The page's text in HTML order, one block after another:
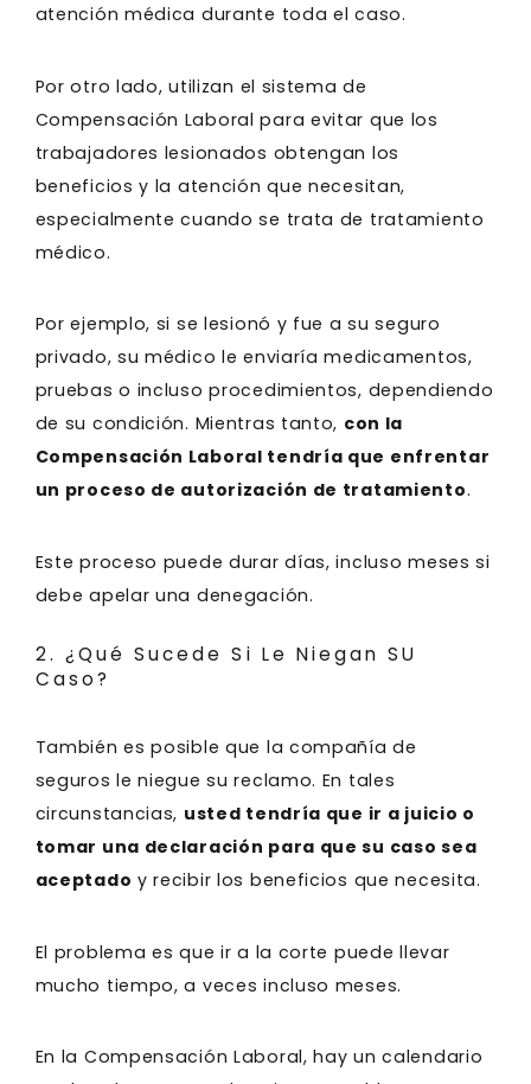
atención médica durante toda el caso.
Por otro lado, utilizan el sistema de
Compensación Laboral para evitar que los
trabajadores lesionados obtengan los
beneficios y la atención que necesitan,
especialmente cuando se trata de tratamiento
médico.
Por ejemplo, si se lesionó y fue a su seguro
privado, su médico le enviaría medicamentos,
pruebas o incluso procedimientos, dependiendo
de su condición. Mientras tanto, con la
Compensación Laboral tendría que enfrentar
un proceso de autorización de tratamiento.
Este proceso puede durar días, incluso meses si
debe apelar una denegación.
2. ¿Qué Sucede Si Le Niegan SU
Caso?
También es posible que la compañía de
seguros le niegue su reclamo. En tales
circunstancias, usted tendría que ir a juicio o
tomar una declaración para que su caso sea
aceptado y recibir los beneficios que necesita.
El problema es que ir a la corte puede llevar
mucho tiempo, a veces incluso meses.
En la Compensación Laboral, hay un calendario